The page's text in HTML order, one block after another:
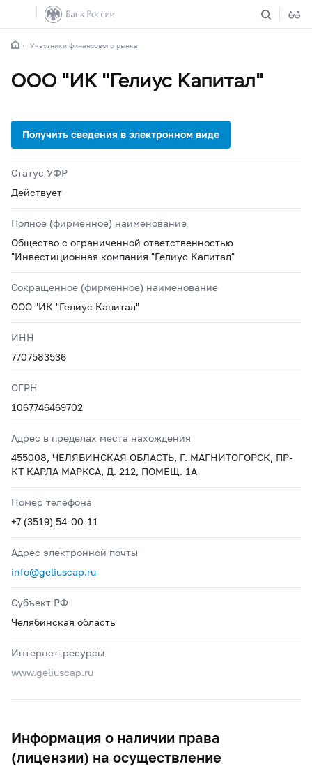
Участники финансового рынка
ООО "ИК "Гелиус Капитал"
Статус УФР
Действует
Полное (фирменное) наименование
Общество с ограниченной ответственностью
"Инвестиционная компания "Гелиус Капитал"
Сокращенное (фирменное) наименование
ООО "ИК "Гелиус Капитал"
ИНН
7707583536
ОГРН
1067746469702
Адрес в пределах места нахождения
455008, ЧЕЛЯБИНСКАЯ ОБЛАСТЬ, Г. МАГНИТОГОРСК, ПР-
КТ КАРЛА МАРКСА, Д. 212, ПОМЕЩ. 1А
Номер телефона
+7 (3519) 54-00-11
Адрес электронной почты
info@geliuscap.ru
Субъект РФ
Челябинская область
Интернет-ресурсы
www.geliuscap.ru
Информация о наличии права
(лицензии) на осуществление